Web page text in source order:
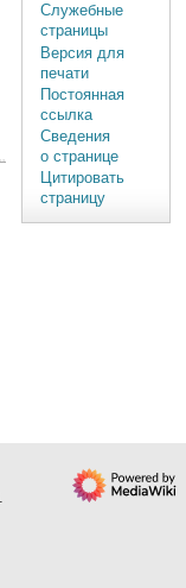
Служебные
страницы
Версия для
печати
Постоянная
ссылка
Сведения
о странице
Цитировать
страницу